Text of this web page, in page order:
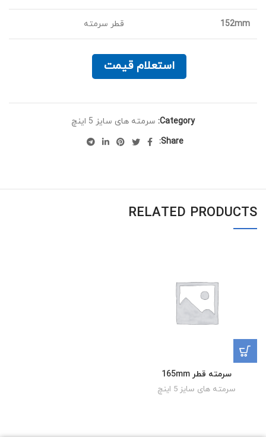
قطر سرمته 152mm
استعلام قیمت
Category: سرمته های سایز 5 اینچ
Share:
RELATED PRODUCTS
سرمته قطر 165mm
سرمته های سایز 5 اینچ